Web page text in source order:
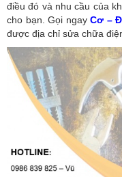
điều đó và nhu cầu của
cho bạn. Gọi ngayCơ –
được địa chỉ sửa chữa